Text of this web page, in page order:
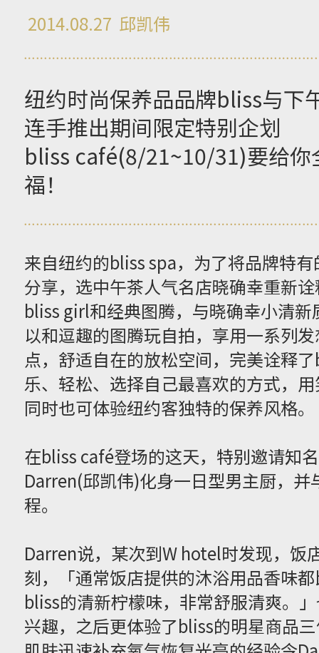
2014.08.27 邱凯伟
纽约时尚保养品品牌bliss与下
连手推出期间限定特别企划
bliss café(8/21~10/31)要给你
福！
来自纽约的bliss spa，为了将品牌特
分享，选中午茶人气名店晓确幸重新
bliss girl和经典图腾，与晓确幸小清
以和逗趣的图腾玩自拍，享用一系列
点，舒适自在的放松空间，完美诠释
乐、轻松、选择自己最喜欢的方式，
同时也可体验纽约客独特的保养风格。
在bliss café登场的这天，特别邀请知
Darren(邱凯伟)化身一日型男主厨，
程。
Darren说，某次到W hotel时发现，饭
刻，「通常饭店提供的沐浴用品香味
bliss的清新柠檬味，非常舒服清爽。
兴趣，之后更体验了bliss的明星商品